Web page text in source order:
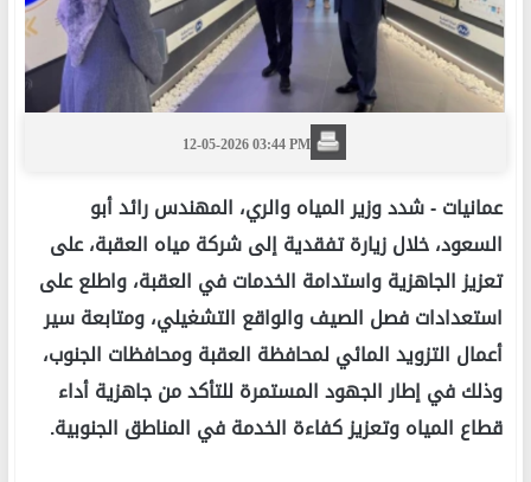
12-05-2026 03:44 PM
عمانيات -شدد وزير المياه والري، المهندس رائد أبو
السعود، خلال زيارة تفقدية إلى شركة مياه العقبة، على
تعزيز الجاهزية واستدامة الخدمات في العقبة، واطلع على
استعدادات فصل الصيف والواقع التشغيلي، ومتابعة سير
أعمال التزويد المائي لمحافظة العقبة ومحافظات الجنوب،
وذلك في إطار الجهود المستمرة للتأكد من جاهزية أداء
قطاع المياه وتعزيز كفاءة الخدمة في المناطق الجنوبية.